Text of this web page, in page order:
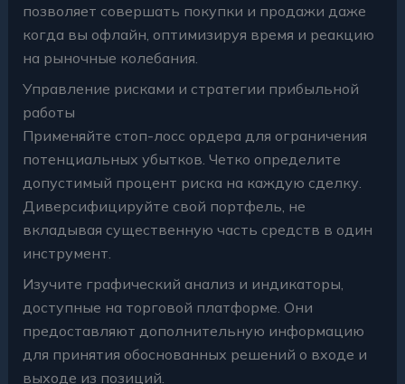
позволяет совершать покупки и продажи даже
когда вы офлайн, оптимизируя время и реакцию
на рыночные колебания.
Управление рисками и стратегии прибыльной
работы
Применяйте стоп-лосс ордера для ограничения
потенциальных убытков. Четко определите
допустимый процент риска на каждую сделку.
Диверсифицируйте свой портфель, не
вкладывая существенную часть средств в один
инструмент.
Изучите графический анализ и индикаторы,
доступные на торговой платформе. Они
предоставляют дополнительную информацию
для принятия обоснованных решений о входе и
выходе из позиций.